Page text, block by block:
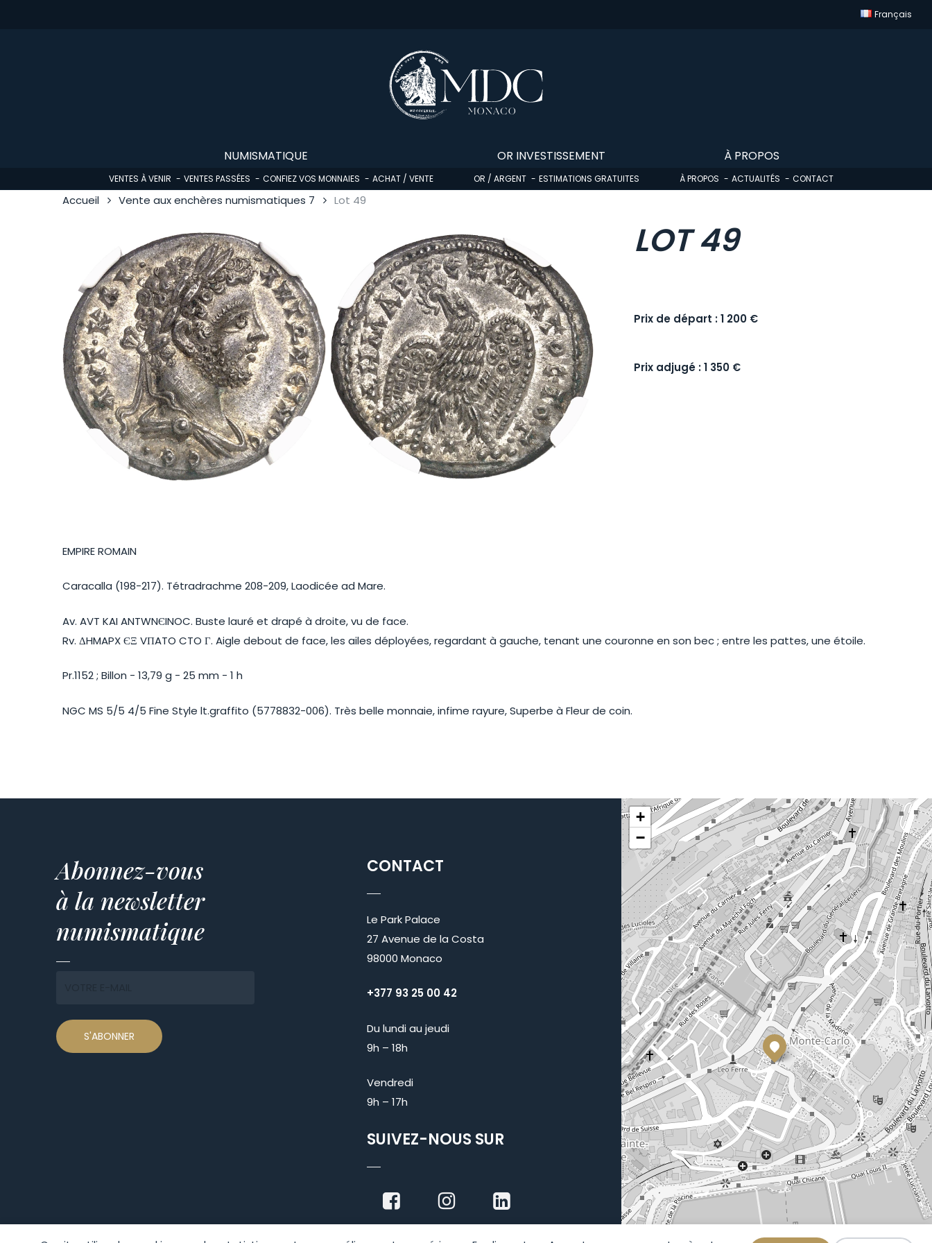
Français
NUMISMATIQUE
VENTES À VENIR VENTES PASSÉES CONFIEZ VOS MONNAIES ACHAT / VENTE
OR INVESTISSEMENT
OR / ARGENT ESTIMATIONS GRATUITES
À PROPOS
À PROPOS ACTUALITÉS CONTACT
Accueil Vente aux enchères numismatiques 7 Lot 49
LOT 49
Prix de départ : 1 200 €
Prix adjugé : 1 350 €
EMPIRE ROMAIN
Caracalla (198-217). Tétradrachme 208-209, Laodicée ad Mare.
Av. AVT KAI ANTWNЄINOC. Buste lauré et drapé à droite, vu de face.
Rv. ΔHMAPX ЄΞ VΠATO CTO Γ. Aigle debout de face, les ailes déployées, regardant à gauche, tenant une couronne en son bec ; entre les pattes, une étoile.
Pr.1152 ; Billon - 13,79 g - 25 mm - 1 h
NGC MS 5/5 4/5 Fine Style lt.graffito (5778832-006). Très belle monnaie, infime rayure, Superbe à Fleur de coin.
Abonnez-vous
à la newsletter
numismatique
CONTACT
Le Park Palace
27 Avenue de la Costa
98000 Monaco
+377 93 25 00 42
Du lundi au jeudi
9h – 18h
Vendredi
9h – 17h
SUIVEZ-NOUS SUR
+
−